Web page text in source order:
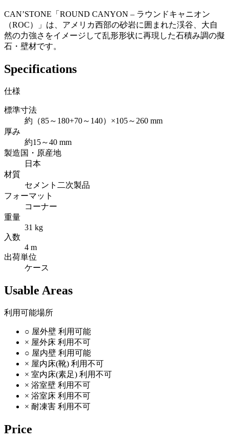
CAN’STONE「ROUND CANYON – ラウンドキャニオン
（ROC）」は、アメリカ西部の砂岩に囲まれた渓谷、大自
然の力強さをイメージして乱形形状に再現した石積み調の擬
石・壁材です。
Specifications
仕様
標準寸法
約（85～180+70～140）×105～260 mm
厚み
約15～40 mm
製造国・原産地
日本
材質
セメント二次製品
フォーマット
コーナー
重量
31 kg
入数
4 m
出荷単位
ケース
Usable Areas
利用可能場所
○ 屋外壁 利用可能
× 屋外床 利用不可
○ 屋内壁 利用可能
× 屋内床(靴) 利用不可
× 室内床(素足) 利用不可
× 浴室壁 利用不可
× 浴室床 利用不可
× 耐凍害 利用不可
Price